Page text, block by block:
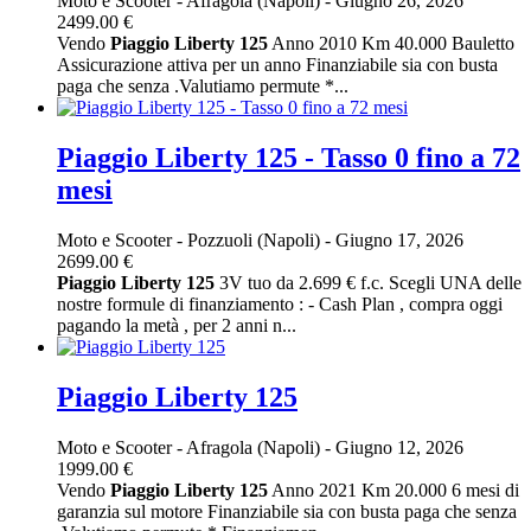
2499.00 €
Vendo Piaggio Liberty 125 Anno 2010 Km 40.000 Bauletto
Assicurazione attiva per un anno Finanziabile sia con busta
paga che senza .Valutiamo permute *...
Piaggio Liberty 125 - Tasso 0 fino a 72
mesi
Moto e Scooter- Pozzuoli (Napoli) - Giugno 17, 2026
2699.00 €
Piaggio Liberty 125 3V tuo da 2.699 € f.c. Scegli UNA delle
nostre formule di finanziamento : - Cash Plan , compra oggi
pagando la metà , per 2 anni n...
Piaggio Liberty 125
Moto e Scooter- Afragola (Napoli) - Giugno 12, 2026
1999.00 €
Vendo Piaggio Liberty 125 Anno 2021 Km 20.000 6 mesi di
garanzia sul motore Finanziabile sia con busta paga che senza